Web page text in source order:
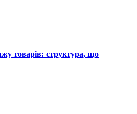
товарів: структура, що